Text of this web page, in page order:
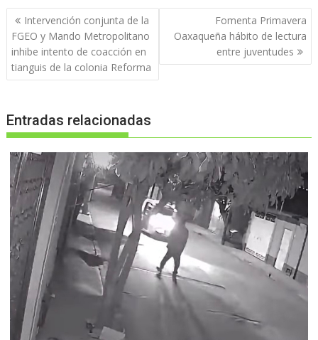
Navegación
de
entradas
Intervención conjunta de la
FGEO y Mando Metropolitano
inhibe intento de coacción en
tianguis de la colonia Reforma
Fomenta Primavera
Oaxaqueña hábito de lectura
entre juventudes
Entradas relacionadas